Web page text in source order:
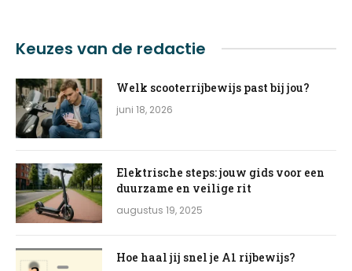
Keuzes van de redactie
Welk scooterrijbewijs past bij jou?
juni 18, 2026
Elektrische steps: jouw gids voor een
duurzame en veilige rit
augustus 19, 2025
Hoe haal jij snel je A1 rijbewijs?